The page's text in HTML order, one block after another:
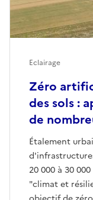
Zéro
des sols :
de
Étalement
20 000 à 30
"climat et
Eclairage